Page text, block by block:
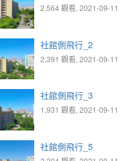
2,564 觀看, 2021-09-11
社館側飛行_2
2,391 觀看, 2021-09-11
社館側飛行_3
1,931 觀看, 2021-09-11
社館側飛行_5